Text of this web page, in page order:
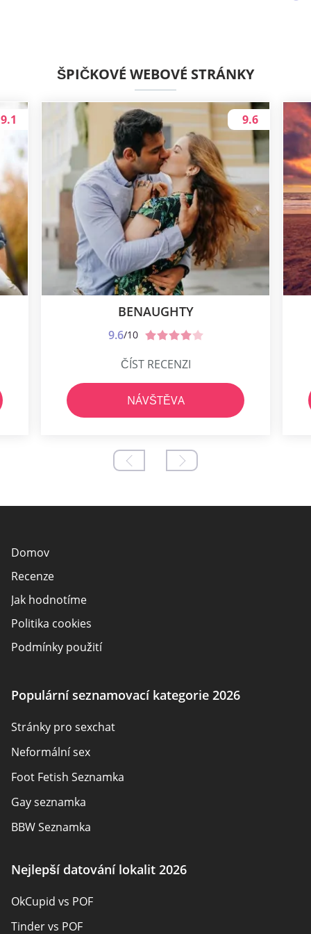
ŠPIČKOVÉ WEBOVÉ STRÁNKY
9.1
BENAUGHTY
9.6/10
9.6
ČÍST RECENZI
NÁVŠTĚVA
Domov
Recenze
Jak hodnotíme
Politika cookies
Podmínky použití
O nás
Populární seznamovací kategorie 2026
Stránky pro sexchat
Neformální sex
Foot Fetish Seznamka
Gay seznamka
BBW Seznamka
Pansexual Seznamka
Rencontres adultes
Senior Seznamka
Nejlepší datování lokalit 2026
OkCupid vs POF
Tinder vs POF